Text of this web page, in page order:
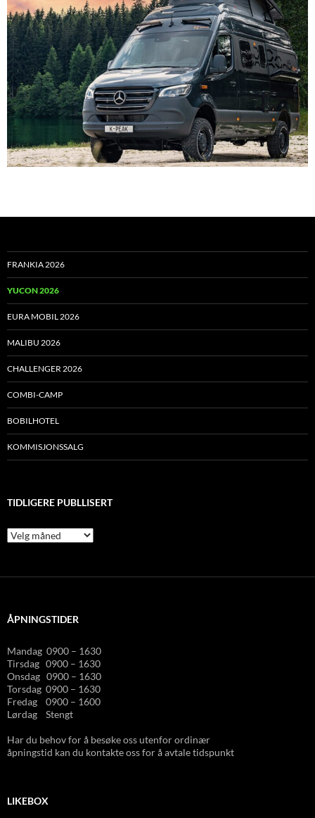
FRANKIA 2026
YUCON 2026
EURA MOBIL 2026
MALIBU 2026
CHALLENGER 2026
COMBI-CAMP
BOBILHOTEL
KOMMISJONSSALG
TIDLIGERE PUBLLISERT
Tidligere
publlisert
ÅPNINGSTIDER
Mandag 0900 – 1630
Tirsdag 0900 – 1630
Onsdag 0900 – 1630
Torsdag 0900 – 1630
Fredag 0900 – 1600
Lørdag Stengt
Har du behov for å besøke oss utenfor ordinær
åpningstid kan du kontakte oss for å avtale tidspunkt
LIKEBOX